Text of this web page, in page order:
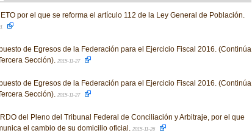
por el que se reforma el artículo 112 de la Ley General de Población.
de Egresos de la Federación para el Ejercicio Fiscal 2016. (Continúa
Sección). 2015-11-27
de Egresos de la Federación para el Ejercicio Fiscal 2016. (Continúa
Sección). 2015-11-27
del Pleno del Tribunal Federal de Conciliación y Arbitraje, por el que
el cambio de su domicilio oficial. 2015-11-26